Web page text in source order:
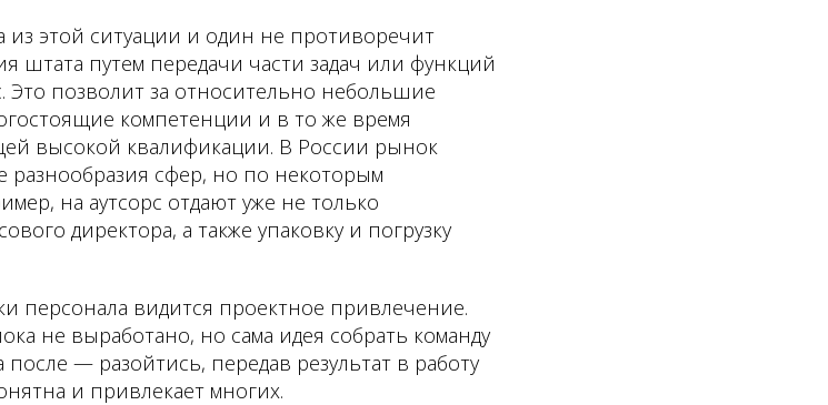
из этой ситуации и один не противоречит
штата путем передачи части задач или функций
Это позволит за относительно небольшие
компетенции и в то же время
высокой квалификации. В России рынок
разнообразия сфер, но по некоторым
на аутсорс отдают уже не только
директора, а также упаковку и погрузку
персонала видится проектное привлечение.
не выработано, но сама идея собрать команду
— разойтись, передав результат в работу
и привлекает многих.